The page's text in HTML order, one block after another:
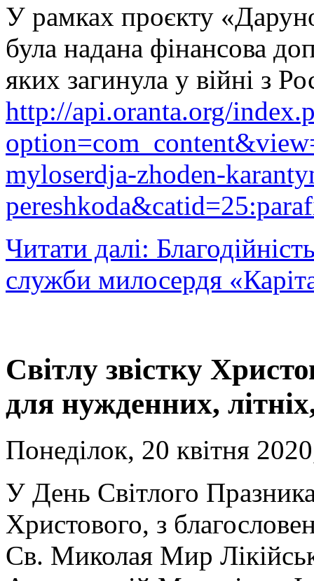
У рамках проєкту
була надана фінансова
яких загинула у війні з
http://api.oranta.org/
myloserdja-zhoden-
Читати далі:
служби милосердя
Світлу звістку
для нужденних,
Понеділок, 20 квітня
У День Світлого
Христового, з
Св. Миколая Мир